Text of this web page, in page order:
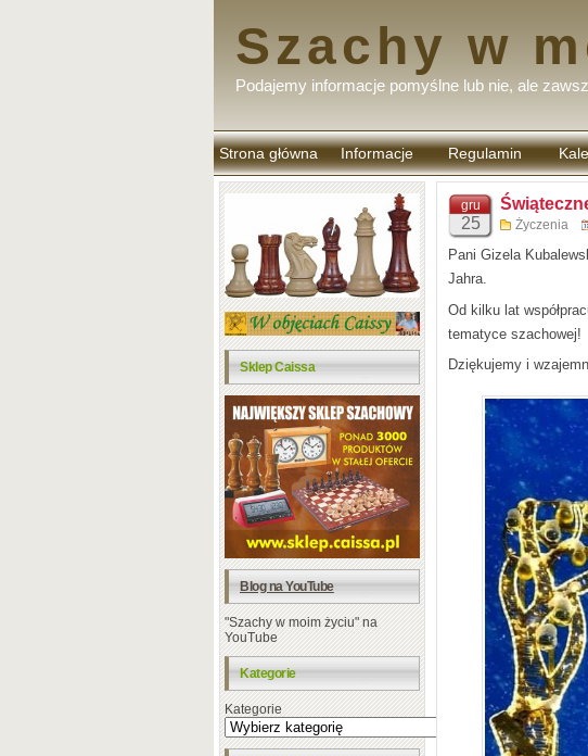
Szachy w
Podajemy informacje pomyślne lub nie, ale
Strona główna Informacje Regulamin
komentarzy
Sklep Caissa
Blog na YouTube
"Szachy w moim życiu" na
YouTube
Kategorie
Kategorie
gru
25 Życzenia
Pani Gizela
Jahra.
Od kilku lat
tematyce szachowej!
Dziękujemy i